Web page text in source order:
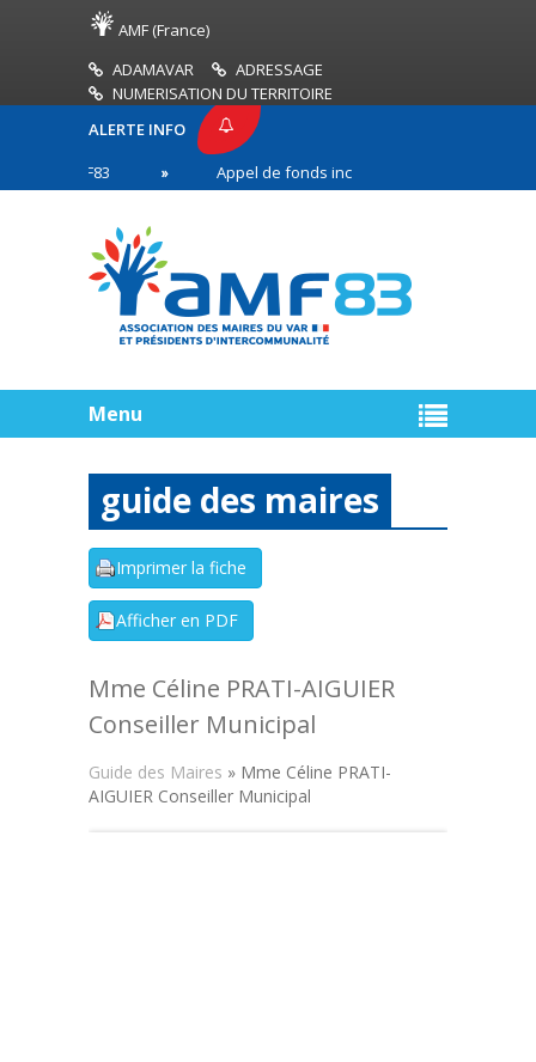
AMF (France)
ADAMAVAR
ADRESSAGE
NUMERISATION DU TERRITOIRE
ALERTE INFO
Appel de fonds incendies de forêt
première ligne
Menu
guide des maires
Mme Céline PRATI-AIGUIER
Conseiller Municipal
Guide des Maires » Mme Céline PRATI-
AIGUIER Conseiller Municipal